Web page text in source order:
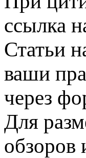
ссылка
Статьи
ваши
через
Для
обзоров